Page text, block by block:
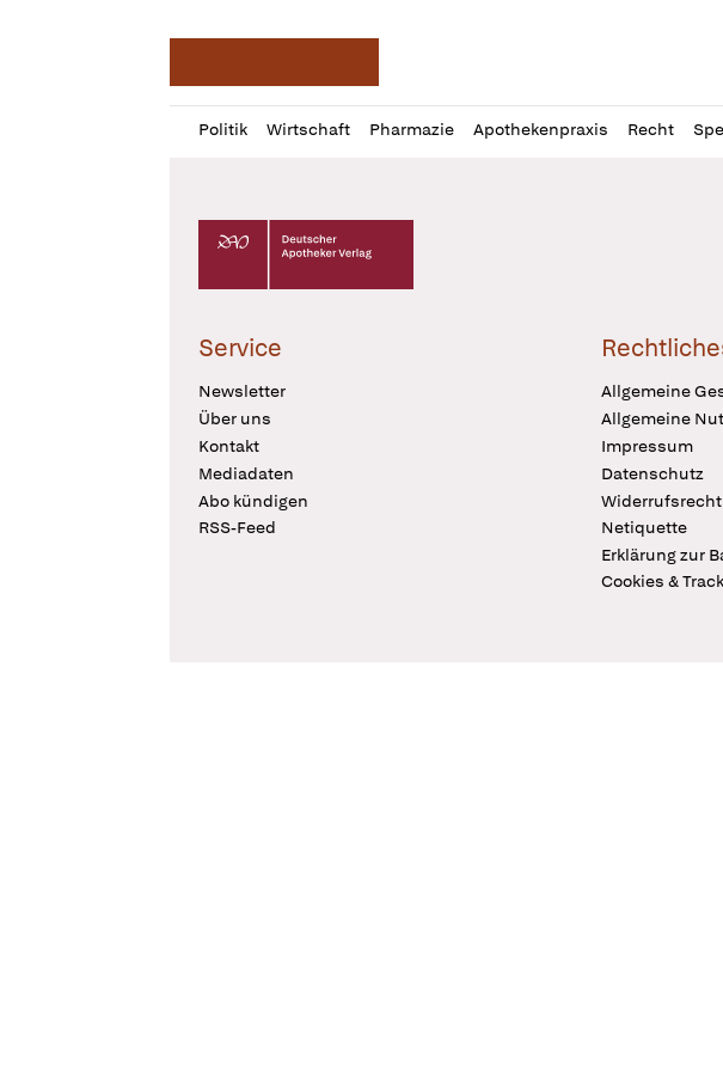
Politik Wirtschaft Pharmazie Apothekenpraxis Recht
Profil
öffnen
Daz
Pur
Deutscher Apotheker Verlag Logo
Service
Newsletter
Über uns
Kontakt
Mediadaten
Abo kündigen
RSS-Feed
Allgemeine
Allgemeine
Impressum
Datenschutz
Widerrufsrecht
Netiquette
Erklärung zur
Cookies &